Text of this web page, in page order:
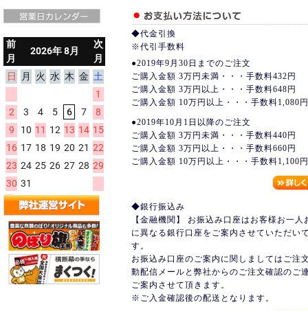
◆代金引換
※代引手数料
●2019年9月30日までのご注文
ご購入金額 3万円未満・・・手数料432円
ご購入金額 3万円以上・・・手数料648円
ご購入金額 10万円以上・・・手数料1,080円
●2019年10月1日以降のご注文
ご購入金額 3万円未満・・・手数料440円
ご購入金額 3万円以上・・・手数料660円
ご購入金額 10万円以上・・・手数料1,100円
◆銀行振込み
【金融機関】 お振込み口座はお客様お一人
に異なる銀行口座をご案内させていただい
す。
お振込み口座のご案内に関しましてはご注
動配信メールと弊社からのご注文確認のご
ご案内させて頂きます。
※ご入金確認後の配送となります。